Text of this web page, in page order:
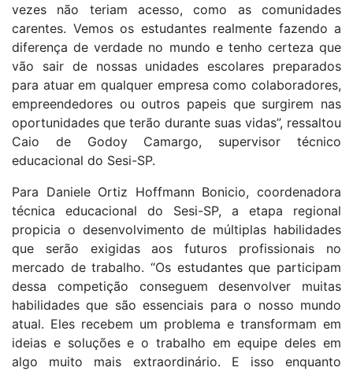
vezes não teriam acesso, como as comunidades
carentes. Vemos os estudantes realmente fazendo a
diferença de verdade no mundo e tenho certeza que
vão sair de nossas unidades escolares preparados
para atuar em qualquer empresa como colaboradores,
empreendedores ou outros papeis que surgirem nas
oportunidades que terão durante suas vidas”, ressaltou
Caio de Godoy Camargo, supervisor técnico
educacional do Sesi-SP.
Para Daniele Ortiz Hoffmann Bonicio, coordenadora
técnica educacional do Sesi-SP, a etapa regional
propicia o desenvolvimento de múltiplas habilidades
que serão exigidas aos futuros profissionais no
mercado de trabalho. “Os estudantes que participam
dessa competição conseguem desenvolver muitas
habilidades que são essenciais para o nosso mundo
atual. Eles recebem um problema e transformam em
ideias e soluções e o trabalho em equipe deles em
algo muito mais extraordinário. E isso enquanto